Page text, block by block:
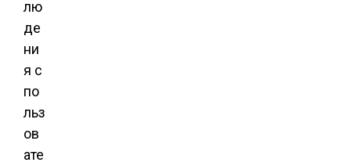
лю
де
ни
я с
по
льз
ов
ате